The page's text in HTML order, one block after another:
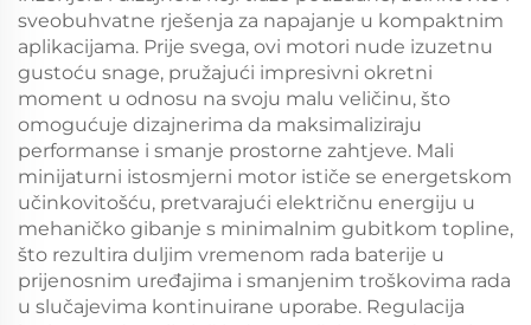
sveobuhvatne rješenja za napajanje u kompaktnim
aplikacijama. Prije svega, ovi motori nude izuzetnu
gustoću snage, pružajući impresivni okretni
moment u odnosu na svoju malu veličinu, što
omogućuje dizajnerima da maksimaliziraju
performanse i smanje prostorne zahtjeve. Mali
minijaturni istosmjerni motor ističe se energetskom
učinkovitošću, pretvarajući električnu energiju u
mehaničko gibanje s minimalnim gubitkom topline,
što rezultira duljim vremenom rada baterije u
prijenosnim uređajima i smanjenim troškovima rada
u slučajevima kontinuirane uporabe. Regulacija